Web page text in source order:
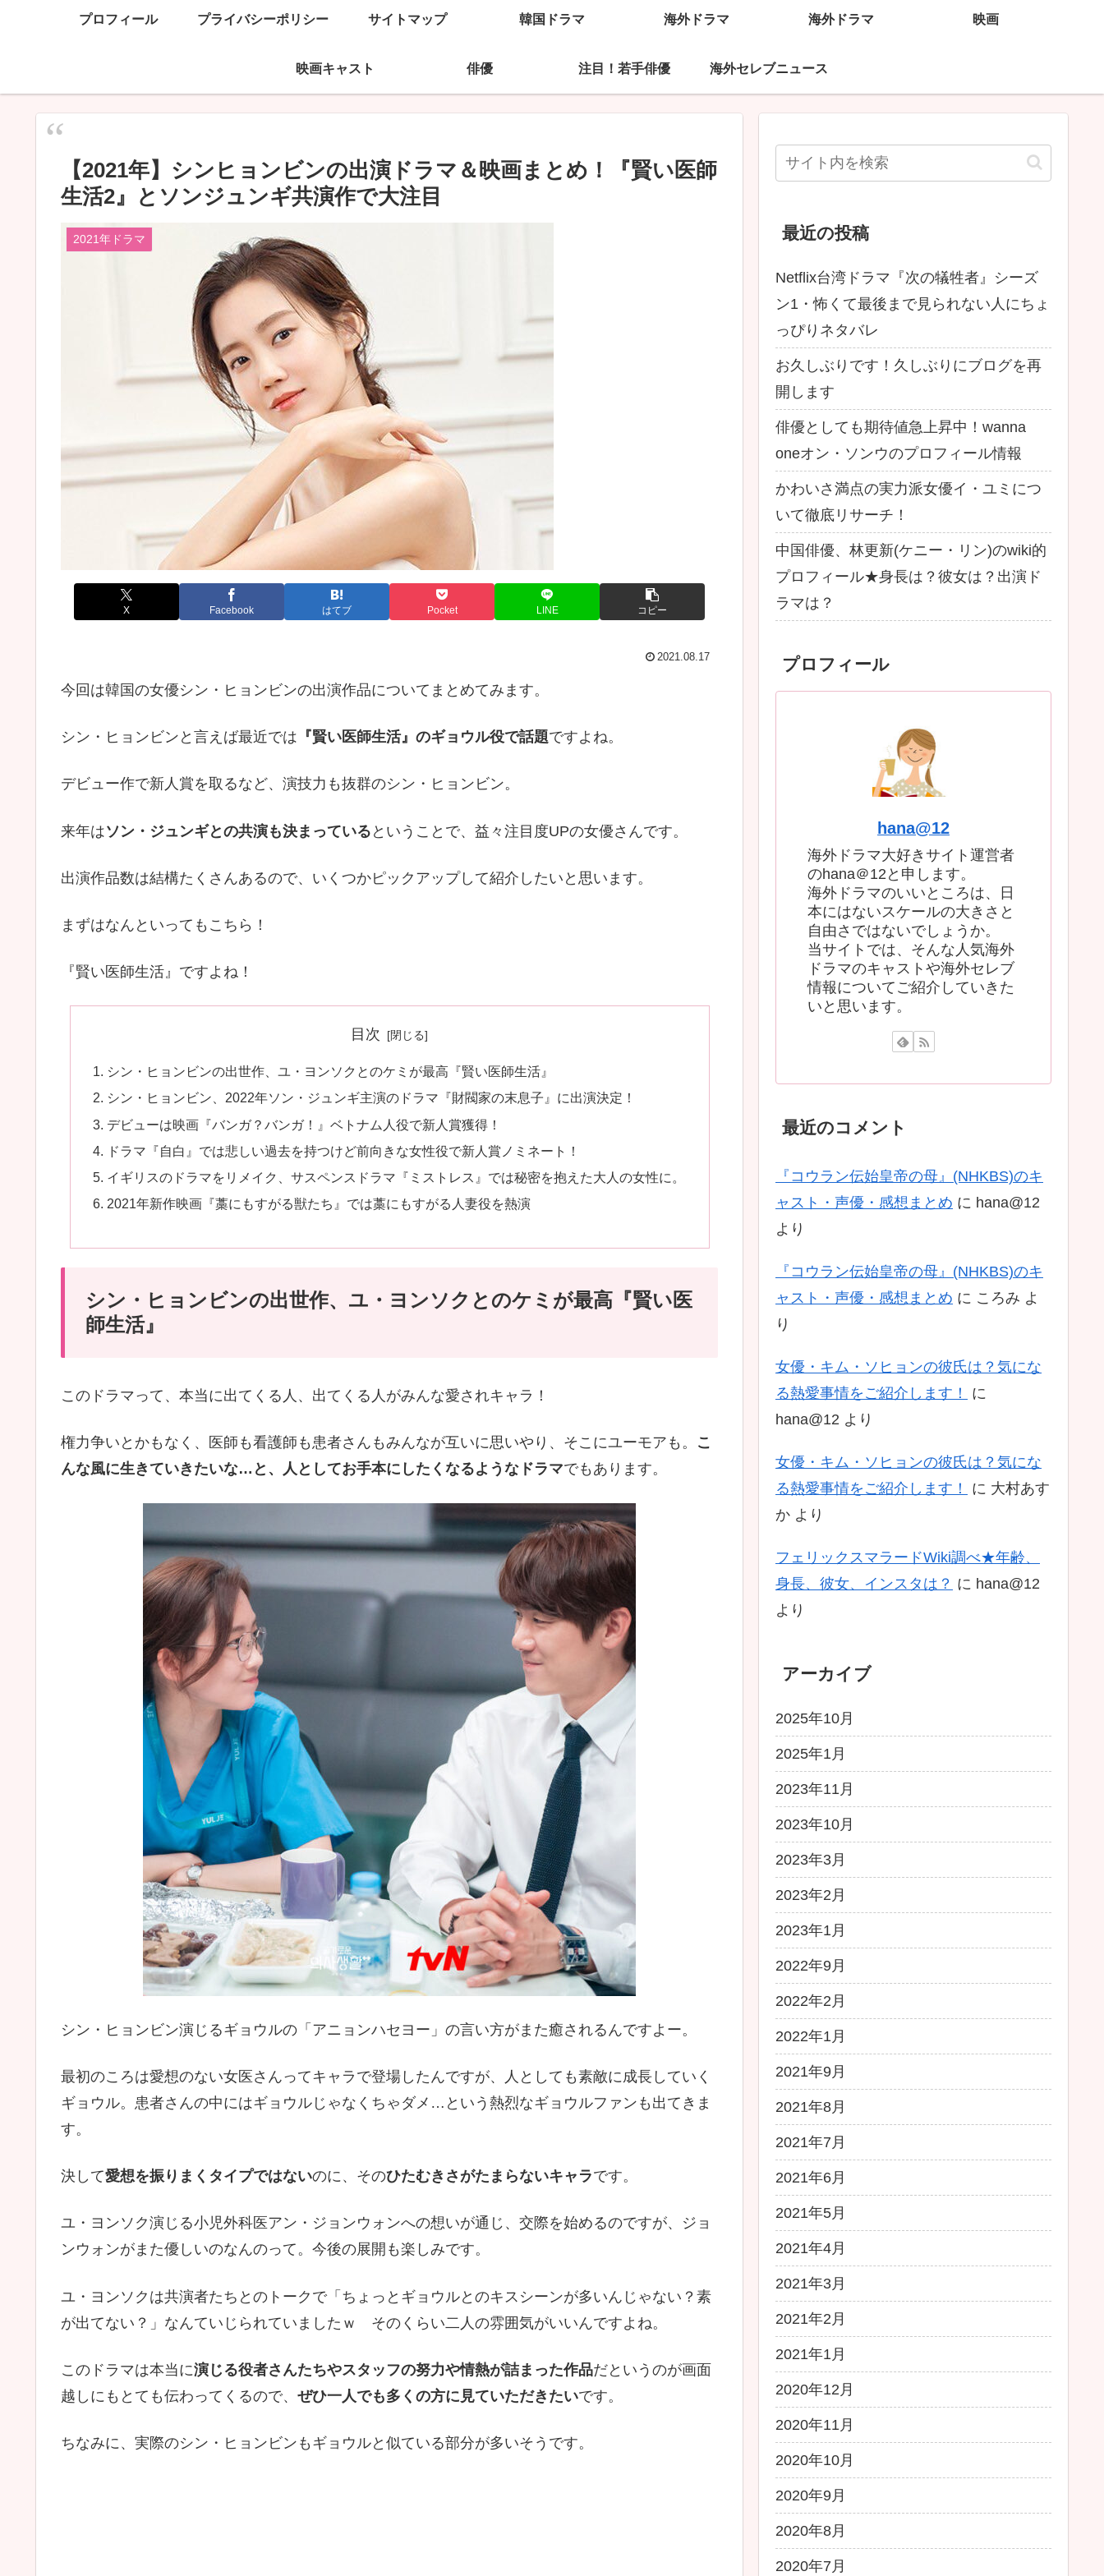
プロフィール プライバシーポリシー サイトマップ 韓国ドラマ 海外ドラマ 海外ドラマ 映画
映画キャスト 俳優 注目！若手俳優 海外セレブニュース
【2021年】シンヒョンビンの出演ドラマ＆映画まとめ！『賢い医師
生活2』とソンジュンギ共演作で大注目
2021年ドラマ
X Facebook はてブ Pocket LINE コピー
2021.08.17
今回は韓国の女優シン・ヒョンビンの出演作品についてまとめてみます。
シン・ヒョンビンと言えば最近では 『賢い医師生活』のギョウル役で話題ですよね。
デビュー作で新人賞を取るなど、演技力も抜群のシン・ヒョンビン。
来年はソン・ジュンギとの共演も決まっている ということで、益々注目度UPの女優さんです。
出演作品数は結構たくさんあるので、いくつかピックアップして紹介したいと思います。
まずはなんといってもこちら！
『賢い医師生活』ですよね！
目次
シン・ヒョンビンの出世作、ユ・ヨンソクとのケミが最高『賢い医師生活』
シン・ヒョンビン、2022年ソン・ジュンギ主演のドラマ『財閥家の末息子』に出演決定！
デビューは映画『バンガ？バンガ！』ベトナム人役で新人賞獲得！
ドラマ『自白』では悲しい過去を持つけど前向きな女性役で新人賞ノミネート！
イギリスのドラマをリメイク、サスペンスドラマ『ミストレス』では秘密を抱えた大人の女性に。
2021年新作映画『藁にもすがる獣たち』では藁にもすがる人妻役を熱演
シン・ヒョンビンの出世作、ユ・ヨンソクとのケミが最高『賢い医
師生活』
このドラマって、本当に出てくる人、出てくる人がみんな愛されキャラ！
権力争いとかもなく、医師も看護師も患者さんもみんなが互いに思いやり、そこにユーモアも。 こ
んな風に生きていきたいな…と、人としてお手本にしたくなるようなドラマでもあります。
シン・ヒョンビン演じるギョウルの「アニョンハセヨー」の言い方がまた癒されるんですよー。
最初のころは愛想のない女医さんってキャラで登場したんですが、人としても素敵に成長していく
ギョウル。患者さんの中にはギョウルじゃなくちゃダメ…という熱烈なギョウルファンも出てきま
す。
決して愛想を振りまくタイプではないのに、そのひたむきさがたまらないキャラです。
ユ・ヨンソク演じる小児外科医アン・ジョンウォンへの想いが通じ、交際を始めるのですが、ジョ
ンウォンがまた優しいのなんのって。今後の展開も楽しみです。
ユ・ヨンソクは共演者たちとのトークで「ちょっとギョウルとのキスシーンが多いんじゃない？素
が出てない？」なんていじられていましたｗ そのくらい二人の雰囲気がいいんですよね。
このドラマは本当に演じる役者さんたちやスタッフの努力や情熱が詰まった作品だというのが画面
越しにもとても伝わってくるので、 ぜひ一人でも多くの方に見ていただきたいです。
ちなみに、実際のシン・ヒョンビンもギョウルと似ている部分が多いそうです。
最近の投稿
Netflix台湾ドラマ『次の犠牲者』シーズ
ン1・怖くて最後まで見られない人にちょ
っぴりネタバレ
お久しぶりです！久しぶりにブログを再
開します
俳優としても期待値急上昇中！wanna
oneオン・ソンウのプロフィール情報
かわいさ満点の実力派女優イ・ユミにつ
いて徹底リサーチ！
中国俳優、林更新(ケニー・リン)のwiki的
プロフィール★身長は？彼女は？出演ド
ラマは？
プロフィール
hana@12
海外ドラマ大好きサイト運営者
のhana＠12と申します。
海外ドラマのいいところは、日
本にはないスケールの大きさと
自由さではないでしょうか。
当サイトでは、そんな人気海外
ドラマのキャストや海外セレブ
情報についてご紹介していきた
いと思います。
最近のコメント
『コウラン伝始皇帝の母』(NHKBS)のキ
ャスト・声優・感想まとめ に hana@12
より
『コウラン伝始皇帝の母』(NHKBS)のキ
ャスト・声優・感想まとめ に ころみ よ
り
女優・キム・ソヒョンの彼氏は？気にな
る熱愛事情をご紹介します！
に
hana@12 より
女優・キム・ソヒョンの彼氏は？気にな
る熱愛事情をご紹介します！
に 大村あす
か より
フェリックスマラードWiki調べ★年齢、
身長、彼女、インスタは？ に hana@12
より
アーカイブ
2025年10月
2025年1月
2023年11月
2023年10月
2023年3月
2023年2月
2023年1月
2022年9月
2022年2月
2022年1月
2021年9月
2021年8月
2021年7月
2021年6月
2021年5月
2021年4月
2021年3月
2021年2月
2021年1月
2020年12月
2020年11月
2020年10月
2020年9月
2020年8月
2020年7月